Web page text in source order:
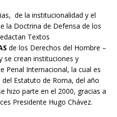
de la institucionalidad y el
la Doctrina de Defensa de los
Textos
de los Derechos del Hombre –
se crean instituciones y
Penal Internacional, la cual es
Estatuto de Roma, del año
hizo parte en el 2000, gracias a
Presidente Hugo Chávez.